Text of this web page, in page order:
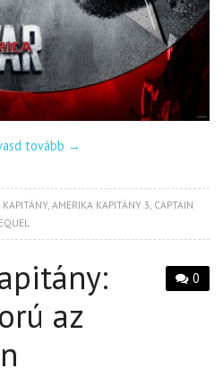
tovább →
,AMERIKA KAPITÁNY 3, CAPTAIN
0
az